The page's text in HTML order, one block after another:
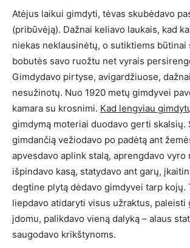
Atėjus laikui gimdyti, tėvas skubėdavo
(pribūvėją). Dažnai keliavo laukais, kad
niekas neklausinėtų, o sutiktiems būtinai
bobutės savo ruožtu net vyrais
Gimdydavo pirtyse, avigardžiuose,
nesužinotų. Nuo 1920 metų gimdyvei
kamara su krosnimi. Kad lengviau
gimdymą moteriai duodavo gerti skalsių.
gimdančią vežiodavo po padėtą ant
apvesdavo aplink stalą, aprengdavo vyro
išpindavo kasą, statydavo ant garų,
degtine plytą dėdavo gimdyvei tarp kojų.
liepdavo atidaryti visus užraktus, paleisti
įdomu, palikdavo vieną dalyką – alaus
saugodavo krikštynoms.